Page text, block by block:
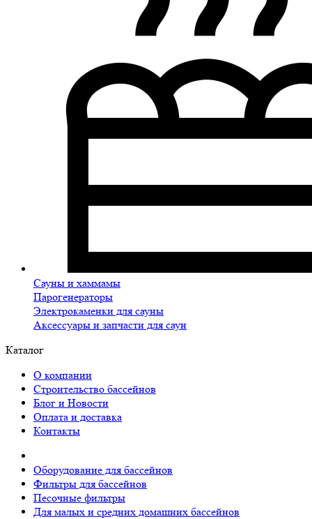
Сауны и хаммамы
Парогенераторы
Электрокаменки для сауны
Аксессуары и запчасти для саун
Каталог
О компании
Строительство бассейнов
Блог и Новости
Оплата и доставка
Контакты
Оборудование для бассейнов
Фильтры для бассейнов
Песочные фильтры
Для малых и средних домашних бассейнов